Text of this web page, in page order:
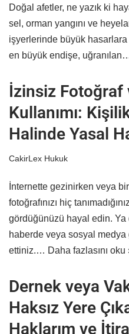
Doğal afetler, ne yazık ki
sel, orman yangını ve
işyerlerinde büyük
en büyük endişe,
İzinsiz Fotoğraf
Kullanımı:
Halinde Yasal
CakirLex Hukuk
İnternette gezinirken veya
fotoğrafınızı hiç
gördüğünüzü hayal edin. Ya
haberde veya sosyal
ettiniz.… Daha fazlasını oku
Dernek veya
Haksız Yere
Haklarım ve